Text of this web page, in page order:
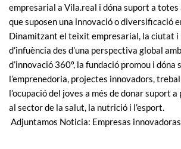
empresarial a Vila.real i dóna suport a
que suposen una innovació o diversificació
Dinamitzant el teixit empresarial, la ciutat i
d’infuència des d’una perspectiva global
d’innovació 360º, la fundació promou i dóna
l’emprenedoria, projectes innovadors,
l’ocupació del joves a més de donar suport
al sector de la salut, la nutrició i l’esport.
Adjuntamos Noticia: Empresas innovadoras